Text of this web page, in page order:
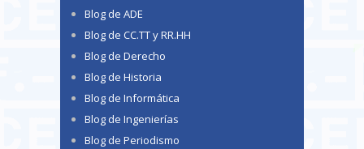
Blog de ADE
Blog de CC.TT y RR.HH
Blog de Derecho
Blog de Historia
Blog de Informática
Blog de Ingenierías
Blog de Periodismo